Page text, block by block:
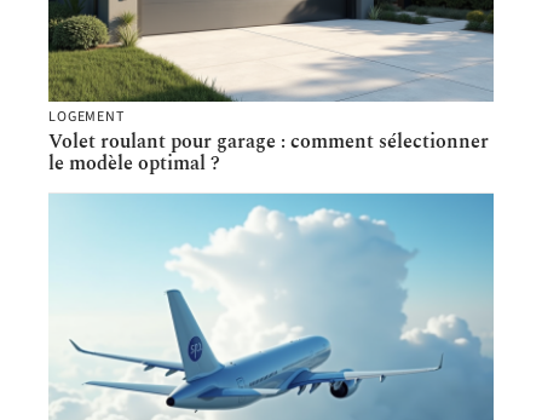
LOGEMENT
Volet roulant pour garage : comment sélectionner
le modèle optimal ?